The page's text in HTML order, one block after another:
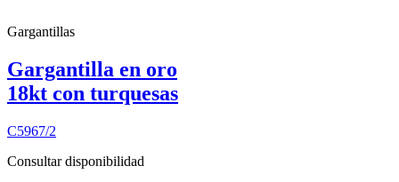
Gargantillas
Gargantilla en oro
18kt con turquesas
C5967/2
Consultar disponibilidad